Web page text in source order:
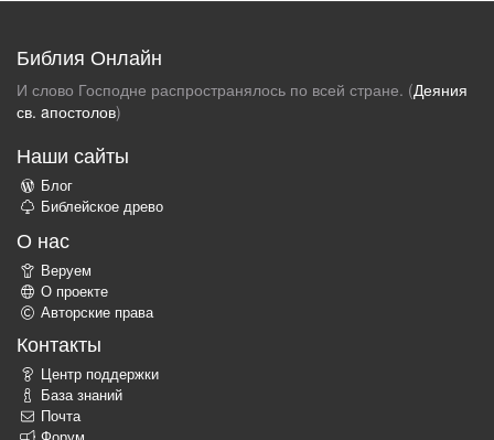
Библия Онлайн
И слово Господне распространялось по всей стране. (Деяния
св. aпостолов)
Наши сайты
Блог
Библейское древо
О нас
Веруем
О проекте
Авторские права
Контакты
Центр поддержки
База знаний
Почта